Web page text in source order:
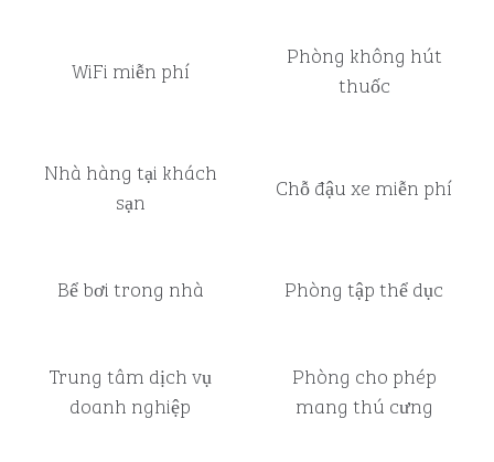
WiFi miễn phí
Phòng không hút
thuốc
Nhà hàng tại khách
sạn
Chỗ đậu xe miễn phí
Bể bơi trong nhà Phòng tập thể dục
Trung tâm dịch vụ
doanh nghiệp
Phòng cho phép
mang thú cưng